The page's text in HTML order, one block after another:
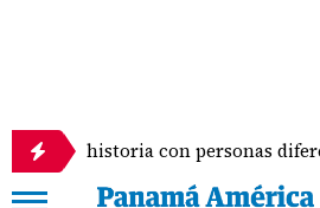
historia con personas diferentes?